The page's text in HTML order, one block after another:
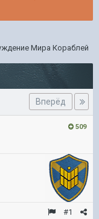
Мира Кораблей
Вперёд
509
#1